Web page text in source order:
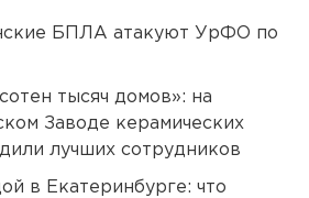
БПЛА атакуют УрФО по
тысяч домов»: на
Заводе керамических
лучших сотрудников
в Екатеринбурге: что